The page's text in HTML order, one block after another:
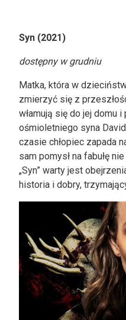
Syn (2021)
dostępny w grudniu
Matka, która w
zmierzyć się z
włamują się do jej domu
ośmioletniego syna
czasie chłopiec zapada
sam pomysł na fabułę
„Syn” warty jest
historia i dobry,